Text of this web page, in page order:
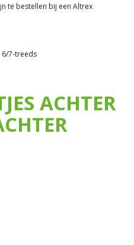
te bestellen bij een Altrex
6/7-treeds
ACHTER